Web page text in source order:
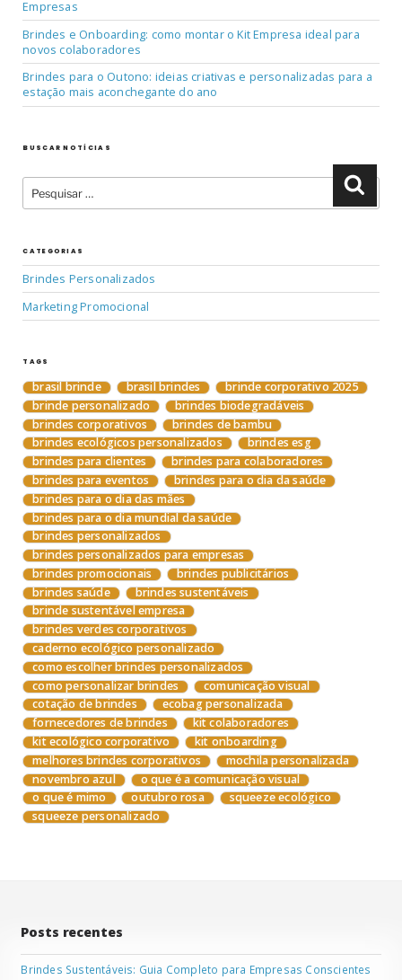
Empresas
Brindes e Onboarding: como montar o Kit Empresa ideal para
novos colaboradores
Brindes para o Outono: ideias criativas e personalizadas para a
estação mais aconchegante do ano
BUSCAR NOTÍCIAS
CATEGORIAS
Brindes Personalizados
Marketing Promocional
TAGS
brasil brinde brasil brindes
brinde corporativo 2025
brinde personalizado
brindes biodegradáveis
brindes corporativos
brindes de bambu
brindes ecológicos personalizados
brindes esg
brindes para clientes
brindes para colaboradores
brindes para eventos
brindes para o dia da saúde
brindes para o dia das mães
brindes para o dia mundial da saúde
brindes personalizados
brindes personalizados para empresas
brindes promocionais
brindes publicitários
brindes saúde
brindes sustentáveis
brinde sustentável empresa
brindes verdes corporativos
caderno ecológico personalizado
como escolher brindes personalizados
como personalizar brindes
comunicação visual
cotação de brindes
ecobag personalizada
fornecedores de brindes
kit colaboradores
kit ecológico corporativo
kit onboarding
melhores brindes corporativos
mochila personalizada
novembro azul
o que é a comunicação visual
o que é mimo
outubro rosa
squeeze ecológico
squeeze personalizado
Posts recentes
Brindes Sustentáveis: Guia Completo para Empresas Conscientes